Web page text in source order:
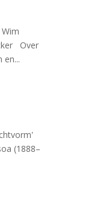
Over
en...
(1888–